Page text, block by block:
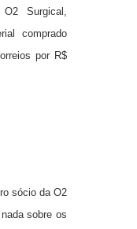
Surgical,
comprado
por R$
sócio da O2
sobre os